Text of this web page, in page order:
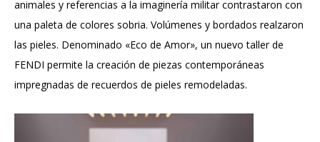
animales y referencias a la imaginería militar contrastaron con
una paleta de colores sobria. Volúmenes y bordados realzaron
las pieles. Denominado «Eco de Amor», un nuevo taller de
FENDI permite la creación de piezas contemporáneas
impregnadas de recuerdos de pieles remodeladas.